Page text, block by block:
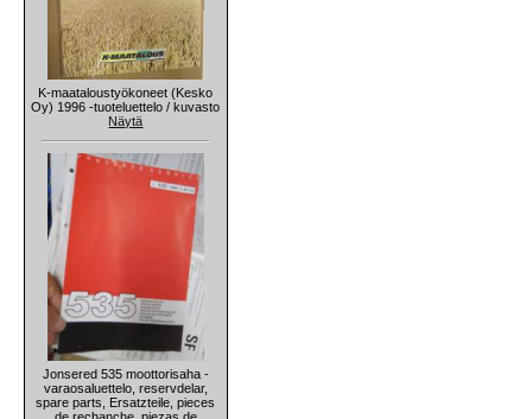
K-maataloustyökoneet (Kesko
Oy) 1996 -tuoteluettelo / kuvasto
Näytä
Jonsered 535 moottorisaha -
varaosaluettelo, reservdelar,
spare parts, Ersatzteile, pieces